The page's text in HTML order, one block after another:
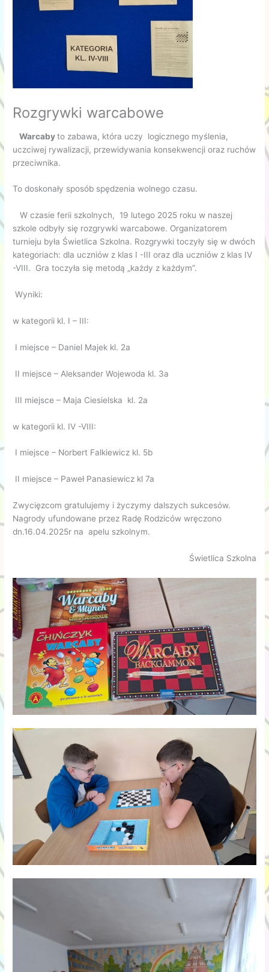
Rozgrywki warcabowe
Warcabyto zabawa, która uczy logicznego myślenia,
uczciwej rywalizacji, przewidywania konsekwencji oraz ruchów
przeciwnika.
To doskonały sposób spędzenia wolnego czasu.
W czasie ferii szkolnych, 19 lutego 2025 roku w naszej
szkole odbyły się rozgrywki warcabowe. Organizatorem
turnieju była Świetlica Szkolna. Rozgrywki toczyły się w dwóch
kategoriach: dla uczniów z klas I -III oraz dla uczniów z klas IV
-VIII. Gra toczyła się metodą „każdy z każdym”.
Wyniki:
w kategorii kl. I – III:
I miejsce – Daniel Majek kl. 2a
II miejsce – Aleksander Wojewoda kl. 3a
III miejsce – Maja Ciesielska kl. 2a
w kategorii kl. IV -VIII:
I miejsce – Norbert Falkiewicz kl. 5b
II miejsce – Paweł Panasiewicz kl 7a
Zwycięzcom gratulujemy i życzymy dalszych sukcesów.
Nagrody ufundowane przez Radę Rodziców wręczono
dn.16.04.2025r na apelu szkolnym.
Świetlica Szkolna